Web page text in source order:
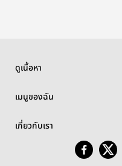
ดูเนื้อหา
เมนูของฉัน
เกี่ยวกับเรา